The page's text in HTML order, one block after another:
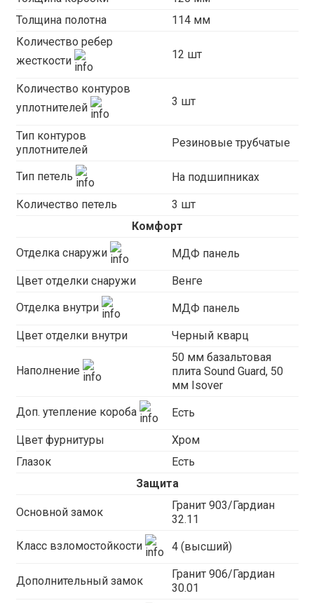
Толщина полотна
114 мм
Количество ребер
жесткости
12 шт
Количество контуров
уплотнителей
3 шт
Тип контуров
уплотнителей
Резиновые трубчатые
Тип петель На подшипниках
Количество петель
3 шт
Комфорт
Отделка снаружи МДФ панель
Цвет отделки снаружи Венге
Отделка внутри МДФ панель
Цвет отделки внутри Черный кварц
Наполнение
50 мм базальтовая
плита Sound Guard, 50
мм Isover
Доп. утепление короба Есть
Цвет фурнитуры
Хром
Глазок
Есть
Защита
Основной замок
Гранит 903/Гардиан
32.11
Класс взломостойкости 4 (высший)
Дополнительный замок
Гранит 906/Гардиан
30.01